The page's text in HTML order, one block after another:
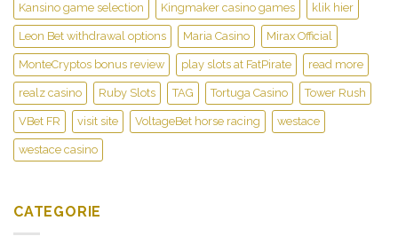
Kansino game selection Kingmaker casino games klik hier
Leon Bet withdrawal options Maria Casino Mirax Official
MonteCryptos bonus review play slots at FatPirate read more
realz casino Ruby Slots TAG Tortuga Casino Tower Rush
VBet FR visit site VoltageBet horse racing westace
westace casino
CATEGORIE